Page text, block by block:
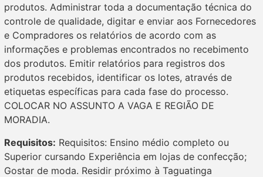
produtos. Administrar toda a documentação técnica do
controle de qualidade, digitar e enviar aos Fornecedores
e Compradores os relatórios de acordo com as
informações e problemas encontrados no recebimento
dos produtos. Emitir relatórios para registros dos
produtos recebidos, identificar os lotes, através de
etiquetas específicas para cada fase do processo.
COLOCAR NO ASSUNTO A VAGA E REGIÃO DE
MORADIA.
Requisitos: Requisitos: Ensino médio completo ou
Superior cursando Experiência em lojas de confecção;
Gostar de moda. Residir próximo à Taguatinga